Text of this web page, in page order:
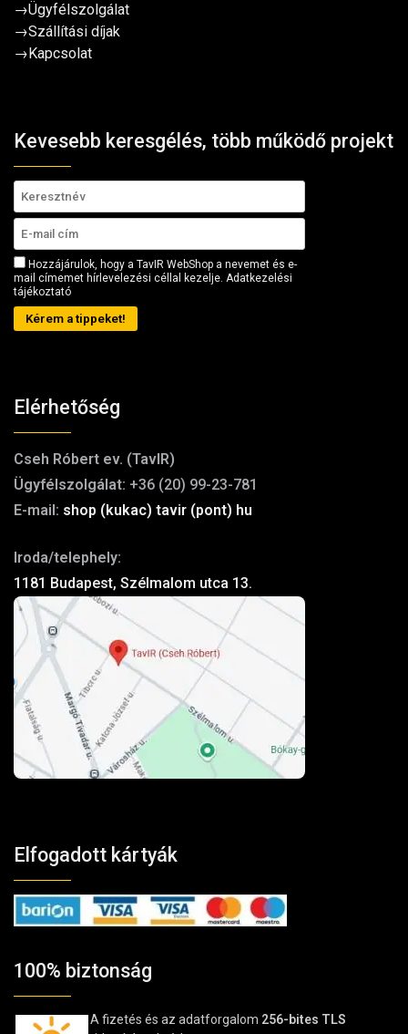
→Ügyfélszolgálat
→Szállítási díjak
→ Kapcsolat
Kevesebb keresgélés, több működő projekt
Hozzájárulok, hogy a TavIR WebShop a nevemet és e-
mail címemet hírlevelezési céllal kezelje. Adatkezelési
tájékoztató
Kérem a tippeket!
Elérhetőség
Cseh Róbert ev. (TavIR)
Ügyfélszolgálat: +36 (20) 99-23-781
E-mail: shop (kukac) tavir (pont) hu
Iroda/telephely:
1181 Budapest, Szélmalom utca 13.
Elfogadott kártyák
100% biztonság
A fizetés és az adatforgalom 256-bites TLS